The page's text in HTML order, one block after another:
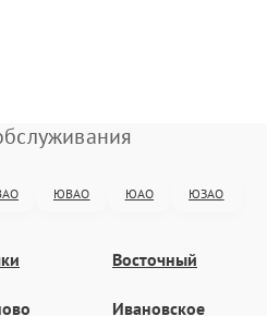
ЮВАО ЮАО ЮЗАО
Восточный
Ивановское